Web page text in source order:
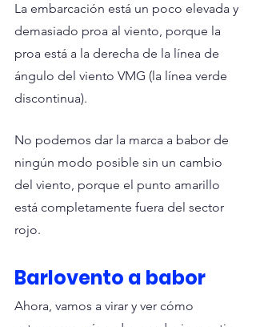
La embarcación está un poco elevada y
demasiado proa al viento, porque la
proa está a la derecha de la línea de
ángulo del viento VMG (la línea verde
discontinua).
No podemos dar la marca a babor de
ningún modo posible sin un cambio
del viento, porque el punto amarillo
está completamente fuera del sector
rojo.
Barlovento a babor
Ahora, vamos a virar y ver cómo